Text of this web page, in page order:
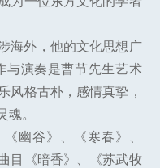
海外，他的文化思想广
与演奏是曹节先生艺术
风格古朴，感情真挚，
魂。
幽谷》、《寒春》、
目《暗香》、《苏武牧